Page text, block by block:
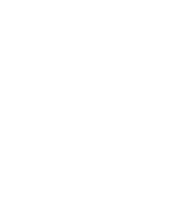
bisa dapat voucher